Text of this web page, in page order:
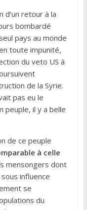
d’un retour à la
bombardé
pays au monde
toute impunité,
du veto US à
de la Syrie.
pas eu le
peuple, il y a belle
de ce peuple
à celle
mensongers dont
influence
se
du